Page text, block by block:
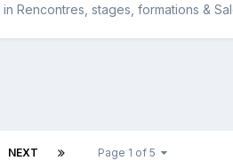
in Rencontres, stages, formations &
NEXT Page 1 of 5